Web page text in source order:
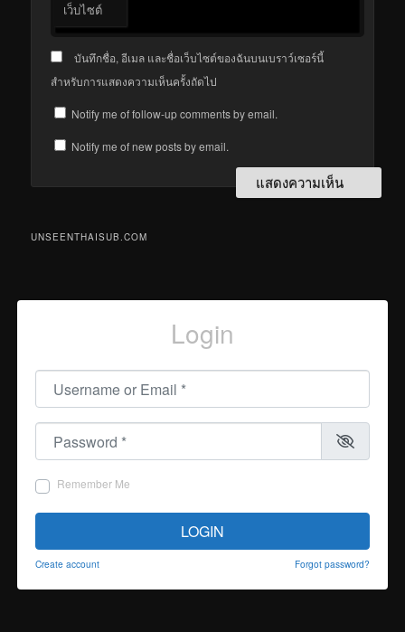
เว็บไซต์
บันทึกชื่อ, อีเมล และชื่อเว็บไซต์ของฉันบนเบราว์เซอร์นี้
สำหรับการแสดงความเห็นครั้งถัดไป
Notify me of follow-up comments by email.
Notify me of new posts by email.
UNSEENTHAISUB.COM
Login
Username or Email
Password
Remember Me
LOGIN
Create account Forgot password?